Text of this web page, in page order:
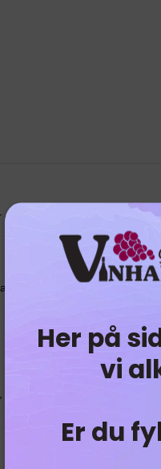
Her på
vi
Er du
lækker LBV - Og 2017 er
Alegres marker. LBV
søde desserter eller blot